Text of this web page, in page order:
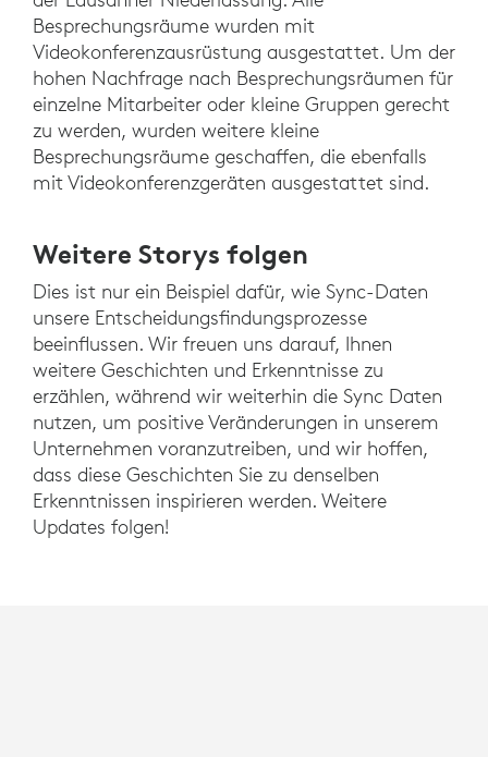
Besprechungsräume wurden mit
Videokonferenzausrüstung ausgestattet. Um der
hohen Nachfrage nach Besprechungsräumen für
einzelne Mitarbeiter oder kleine Gruppen gerecht
zu werden, wurden weitere kleine
Besprechungsräume geschaffen, die ebenfalls
mit Videokonferenzgeräten ausgestattet sind.
Weitere Storys folgen
Dies ist nur ein Beispiel dafür, wie Sync-Daten
unsere Entscheidungsfindungsprozesse
beeinflussen. Wir freuen uns darauf, Ihnen
weitere Geschichten und Erkenntnisse zu
erzählen, während wir weiterhin die Sync Daten
nutzen, um positive Veränderungen in unserem
Unternehmen voranzutreiben, und wir hoffen,
dass diese Geschichten Sie zu denselben
Erkenntnissen inspirieren werden. Weitere
Updates folgen!